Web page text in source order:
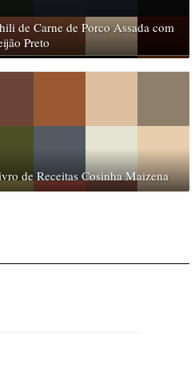
de Carne de Porco Assada com
Preto
de Receitas Cosinha Maizena